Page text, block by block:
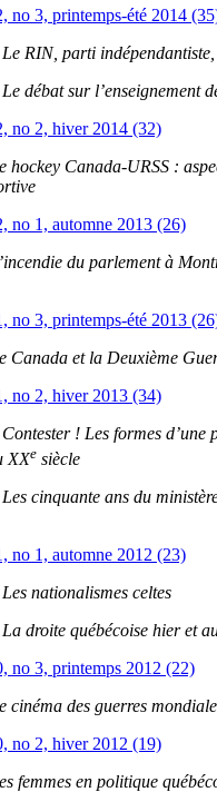
no 3, printemps-été 2014
Le RIN, parti
Le débat sur l’enseignement
no 2, hiver 2014 (32)
hockey Canada-URSS :
no 1, automne 2013 (26)
du parlement à
no 3, printemps-été 2013
Canada et la Deuxième
no 2, hiver 2013 (34)
Contester ! Les formes d’une
XXe siècle
Les cinquante ans du
no 1, automne 2012 (23)
Les nationalismes celtes
La droite québécoise hier et
no 3, printemps 2012 (22)
cinéma des guerres
no 2, hiver 2012 (19)
femmes en politique